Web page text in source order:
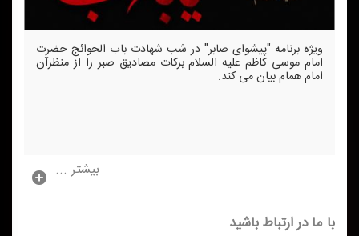
ویژه برنامه "پیشوای صابر" در شب شهادت باب الحوائج حضرت
امام موسی كاظم علیه السلام بركات مصادیق صبر را از منظرآن
امام همام بیان می كند.
بیشتر ...
با ما در ارتباط باشید